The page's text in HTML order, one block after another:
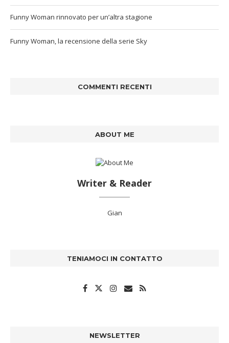
Funny Woman rinnovato per un’altra stagione
Funny Woman, la recensione della serie Sky
COMMENTI RECENTI
ABOUT ME
Writer & Reader
Gian
TENIAMOCI IN CONTATTO
NEWSLETTER